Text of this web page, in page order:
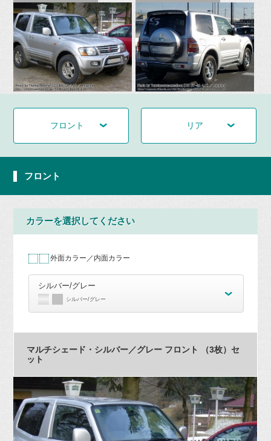
フロント リア
フロント
カラーを選択してください
外面カラー／内面カラー
シルバー/グレー
シルバー/グレー
マルチシェード・シルバー／グレー フロント （3枚）セ
ット